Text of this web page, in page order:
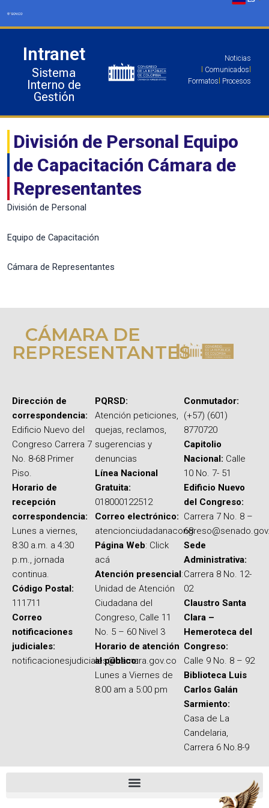
Intranet
Sistema
Interno de
Gestión
Noticias
Comunicados
Formatos Procesos
División de Personal Equipo
de Capacitación Cámara de
Representantes
División de Personal
Equipo de Capacitación
Cámara de Representantes
CÁMARA DE
REPRESENTANTES
Dirección de
correspondencia:
Edificio Nuevo del
Congreso Carrera 7
No. 8-68 Primer
Piso.
Horario de
recepción
correspondencia:
Lunes a viernes,
8:30 a.m. a 4:30
p.m., jornada
continua.
Código Postal:
111711
Correo
notificaciones
judiciales:
notificacionesjudiciales@camara.gov.co
PQRSD:
Atención peticiones,
quejas, reclamos,
sugerencias y
denuncias
Línea Nacional
Gratuita:
018000122512
Correo electrónico:
Página Web: Click
acá
Atención presencial:
Unidad de Atención
Ciudadana del
Congreso, Calle 11
No. 5 – 60 Nivel 3
Horario de atención
al público:
Lunes a Viernes de
8:00 am a 5:00 pm
Conmutador:
(+57) (601)
8770720
Capitolio
Nacional: Calle
10 No. 7- 51
Edificio Nuevo
del Congreso:
Carrera 7 No. 8 –
68
Sede
Administrativa:
Carrera 8 No. 12-
02
Claustro Santa
Clara –
Hemeroteca del
Congreso:
Calle 9 No. 8 – 92
Biblioteca Luis
Carlos Galán
Sarmiento:
Casa de La
Candelaria,
Carrera 6 No.8-9